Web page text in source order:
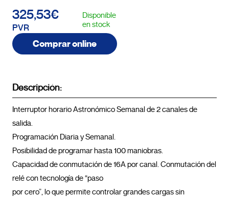
325,53€
PVR
Disponible
en stock
Comprar online
Descripción:
Interruptor horario Astronómico Semanal de 2 canales de
salida.
Programación Diaria y Semanal.
Posibilidad de programar hasta 100 maniobras.
Capacidad de conmutación de 16A por canal. Conmutación del
relé con tecnología de “paso
por cero”, lo que permite controlar grandes cargas sin